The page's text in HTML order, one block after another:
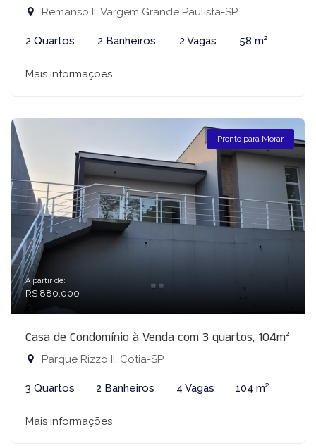
Remanso II, Vargem Grande Paulista-SP
2 Quartos 2 Banheiros 2 Vagas 58 m²
Mais informações
Pronto para Morar
A partir de:
R$ 880.000
Casa de Condomínio à Venda com 3 quartos, 104m²
Parque Rizzo II, Cotia-SP
3 Quartos 2 Banheiros 4 Vagas 104 m²
Mais informações